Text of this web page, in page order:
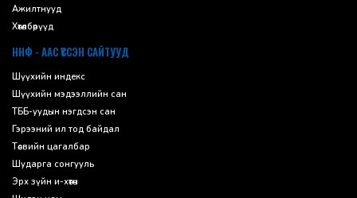
Ажилтнууд
Хөтөлбөрүүд
ННФ - ААС ҮҮССЭН САЙТУУД
Шүүхийн индекс
Шүүхийн мэдээллийн сан
ТББ-уудын нэгдсэн сан
Гэрээний ил тод байдал
Төсвийн цагалбар
Шударга сонгууль
Эрх зүйн и-хөтөч